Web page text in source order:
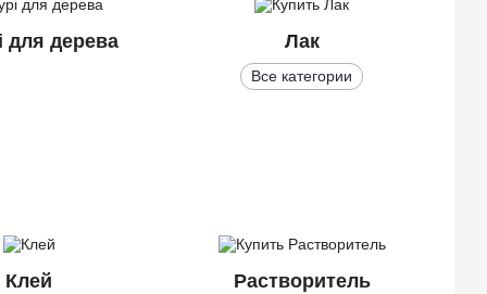
для дерева Лак
Все категории
Клей Растворитель